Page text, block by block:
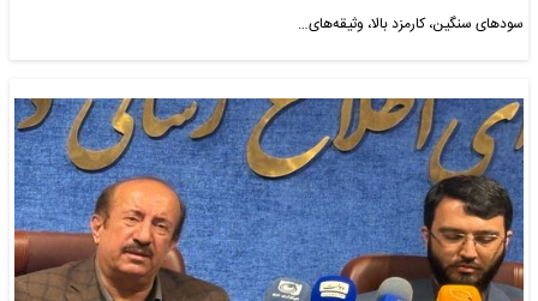
سودهای سنگین، کارمزد بالا، وثیقه‌های…